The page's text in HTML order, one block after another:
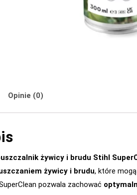
Opinie (0)
żywicy i brudu Stihl
żywicy i brudu, które
pozwala zachować